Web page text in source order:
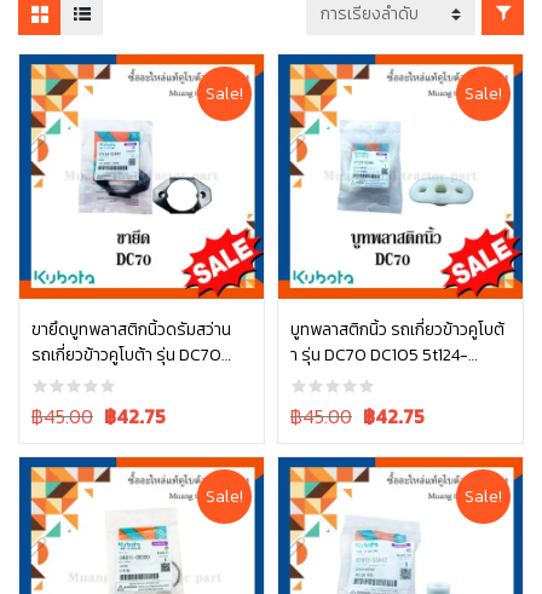
Sale!
ขายึดบูทพลาสติกนิ้วดรัมสว่าน
รถเกี่ยวข้าวคูโบต้า รุ่น DC70
5t124-52484
Original
was:
฿45.00.
฿45.00 Current
is:
฿45.00.
฿42.75
หยิบใส่ตะกร้า
Sale!
บูทพลาสติกนิ้ว รถเกี่ยวข้าวคูโบต้
า รุ่น DC70 DC105 5t124-
52463
Original
was:
฿45.00.
฿45.00 Current
is:
฿45.00.
฿42.75
หยิบใส่ตะกร้า
Sale! Sale!